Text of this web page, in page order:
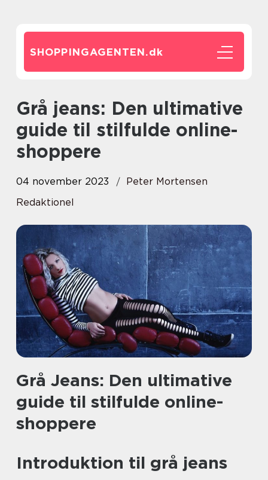
SHOPPINGAGENTEN.dk
Grå jeans: Den ultimative
guide til stilfulde online-
shoppere
04 november 2023
Peter Mortensen
Redaktionel
Grå Jeans: Den ultimative
guide til stilfulde online-
shoppere
Introduktion til grå jeans